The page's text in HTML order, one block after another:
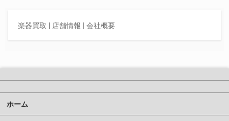
楽器買取 | 店舗情報 | 会社概要
ホーム